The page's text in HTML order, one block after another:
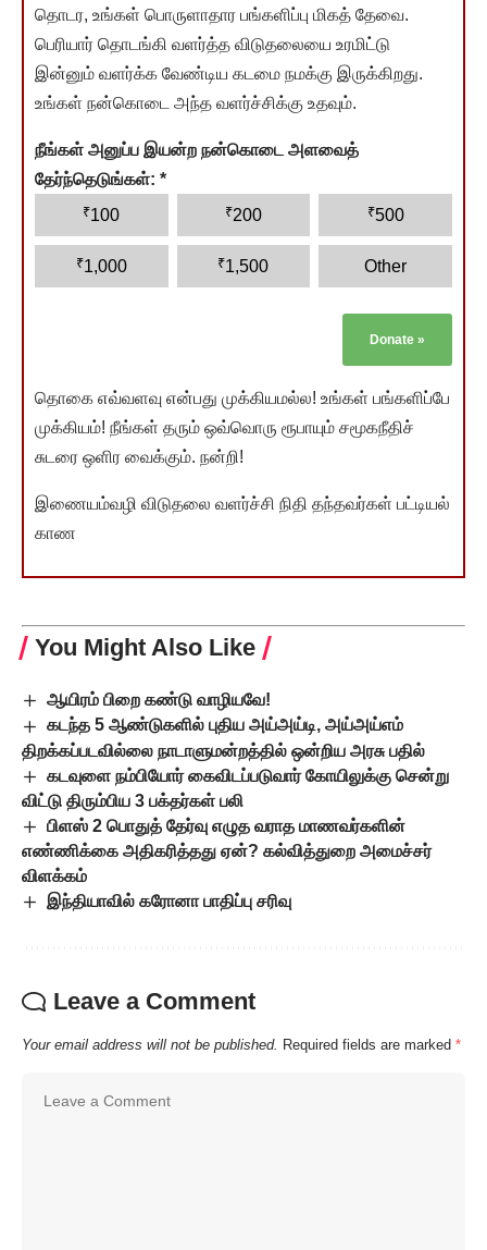
தொடர, உங்கள் பொருளாதார பங்களிப்பு மிகத் தேவை.
பெரியார் தொடங்கி வளர்த்த விடுதலையை உரமிட்டு
இன்னும் வளர்க்க வேண்டிய கடமை நமக்கு இருக்கிறது.
உங்கள் நன்கொடை அந்த வளர்ச்சிக்கு உதவும்.
நீங்கள் அனுப்ப இயன்ற நன்கொடை அளவைத்
தேர்ந்தெடுங்கள்: *
₹100 ₹200 ₹500
₹1,000 ₹1,500 Other
Donate »
தொகை எவ்வளவு என்பது முக்கியமல்ல! உங்கள் பங்களிப்பே
முக்கியம்! நீங்கள் தரும் ஒவ்வொரு ரூபாயும் சமூகநீதிச்
சுடரை ஒளிர வைக்கும். நன்றி!
இணையம்வழி விடுதலை வளர்ச்சி நிதி தந்தவர்கள் பட்டியல்
காண
You Might Also Like
ஆயிரம் பிறை கண்டு வாழியவே!
கடந்த 5 ஆண்டுகளில் புதிய அய்அய்டி, அய்அய்எம்
திறக்கப்படவில்லை நாடாளுமன்றத்தில் ஒன்றிய அரசு பதில்
கடவுளை நம்பியோர் கைவிடப்படுவார் கோயிலுக்கு சென்று
விட்டு திரும்பிய 3 பக்தர்கள் பலி
பிளஸ் 2 பொதுத் தேர்வு எழுத வராத மாணவர்களின்
எண்ணிக்கை அதிகரித்தது ஏன்? கல்வித்துறை அமைச்சர்
விளக்கம்
இந்தியாவில் கரோனா பாதிப்பு சரிவு
Leave a Comment
Your email address will not be published. Required fields are marked *